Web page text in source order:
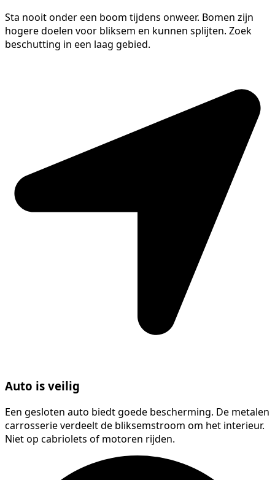
Sta nooit onder een boom tijdens onweer. Bomen zijn
hogere doelen voor bliksem en kunnen splijten. Zoek
beschutting in een laag gebied.
Auto is veilig
Een gesloten auto biedt goede bescherming. De metalen
carrosserie verdeelt de bliksemstroom om het interieur.
Niet op cabriolets of motoren rijden.